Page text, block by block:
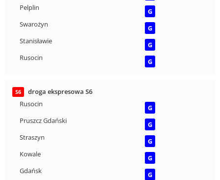
Pelplin
G
Swarożyn
G
Stanisławie
G
Rusocin
G
S6
droga ekspresowa S6
Rusocin
G
Pruszcz Gdański
G
Straszyn
G
Kowale
G
Gdańsk
G